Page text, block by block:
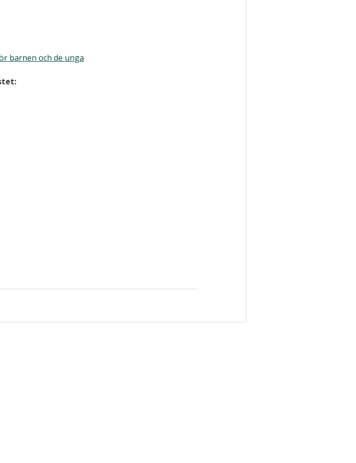
barnen och de unga